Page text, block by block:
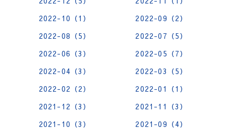
2022-10（1）
2022-09（2）
2022-08（5）
2022-07（5）
2022-06（3）
2022-05（7）
2022-04（3）
2022-03（5）
2022-02（2）
2022-01（1）
2021-12（3）
2021-11（3）
2021-10（3）
2021-09（4）